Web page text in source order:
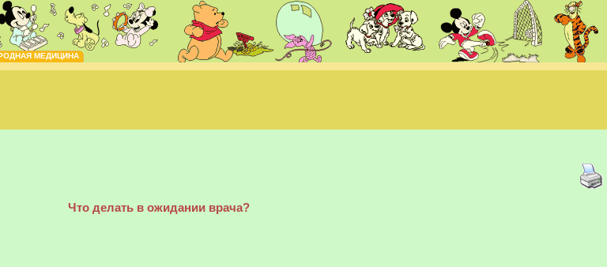
МЕДИЦИНА
Что делать в ожидании врача?